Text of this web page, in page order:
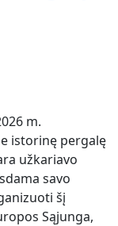
m.
istorinę pergalę
užkariavo
savo
šį
Sąjunga,